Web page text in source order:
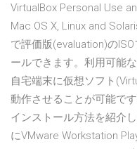
VirtualBox Personal Use
Mac OS X, Linux and
で評価版(evaluation)の
ールできます。利用可能
自宅端末に仮想ソフト
動作させることが可能で
インストール方法を紹介
にVMware Workstation